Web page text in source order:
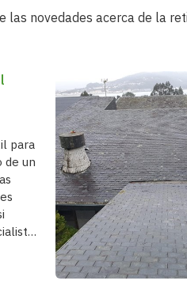
las novedades acerca de la
para
de un
a